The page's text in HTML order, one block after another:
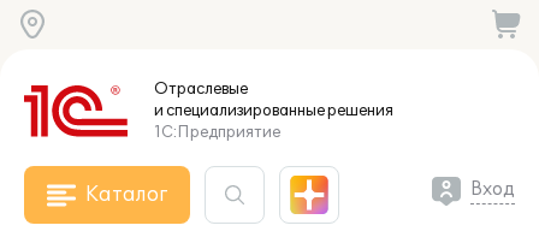
Отраслевые
и специализированныерешения
1С:Предприятие
Каталог Вход